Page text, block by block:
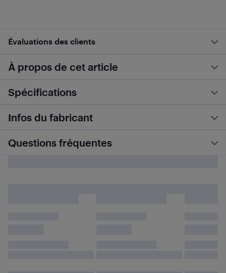
Évaluations des clients
À propos de cet article
Spécifications
Infos du fabricant
Questions fréquentes